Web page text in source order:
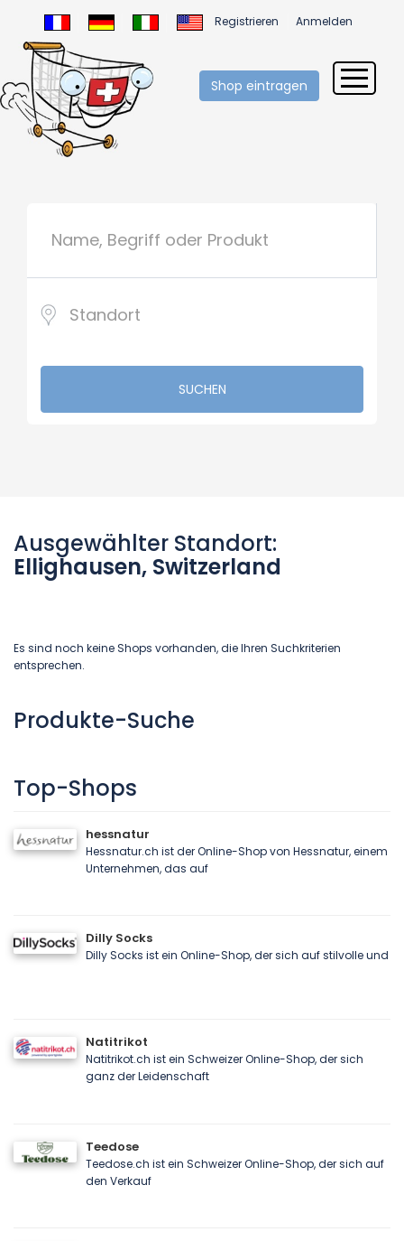
Registrieren Anmelden
Shop eintragen
SUCHEN
Ausgewählter Standort:
Ellighausen, Switzerland
Es sind noch keine Shops vorhanden, die Ihren Suchkriterien
entsprechen.
Produkte-Suche
Top-Shops
hessnatur
Hessnatur.ch ist der Online-Shop von Hessnatur, einem
Unternehmen, das auf
Dilly Socks
Dilly Socks ist ein Online-Shop, der sich auf stilvolle und
Natitrikot
Natitrikot.ch ist ein Schweizer Online-Shop, der sich
ganz der Leidenschaft
Teedose
Teedose.ch ist ein Schweizer Online-Shop, der sich auf
den Verkauf